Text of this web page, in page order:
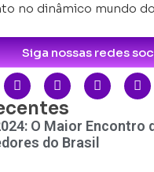
no dinâmico mundo
Siga nossas redes
O Maior Encontro
do Brasil